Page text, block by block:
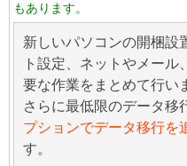
もあります。
新しいパソコンの開梱設
ト設定、ネットやメー
要な作業をまとめて行い
さらに最低限のデータ移
プションでデータ移行を
す。